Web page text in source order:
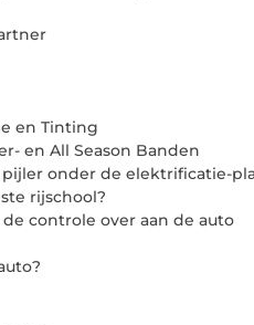
en Tinting
en All Season Banden
onder de elektrificatie-
rijschool?
controle over aan de auto